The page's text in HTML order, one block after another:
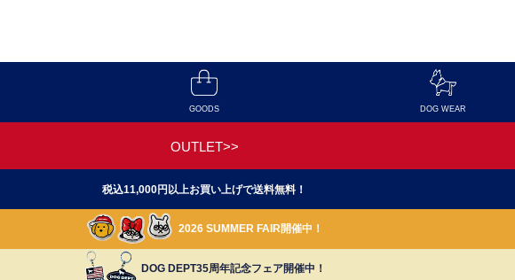
GOODS DOG WEAR
OUTLET>>
税込11,000円以上お買い上げで送料無料！
2026 SUMMER FAIR開催中！
DOG DEPT35周年記念フェア開催中！